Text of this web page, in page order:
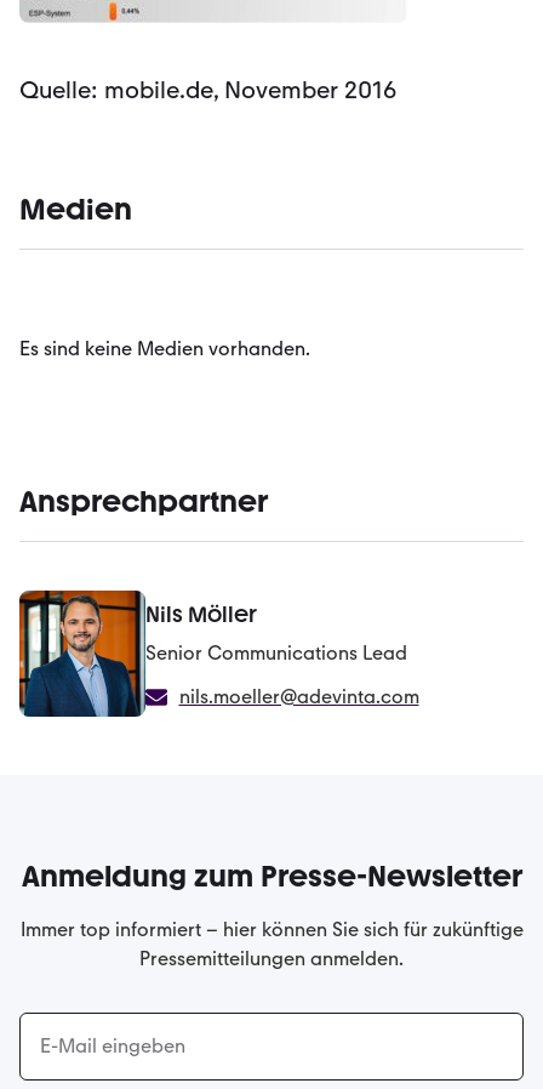
Quelle: mobile.de, November 2016
Medien
Es sind keine Medien vorhanden.
Ansprechpartner
Nils Möller
Senior Communications Lead
nils.moeller@adevinta.com
Anmeldung zum Presse-Newsletter
Immer top informiert – hier können Sie sich für zukünftige
Pressemitteilungen anmelden.